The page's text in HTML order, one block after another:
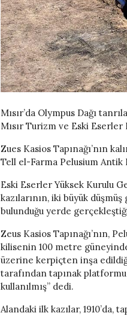
Mısır’da Olympus Dağı
Mısır Turizm ve Eski Eserler
Zues Kasios Tapınağı’nın
Tell el-Farma Pelusium Antik
Eski Eserler Yüksek Kurulu
kazılarının, iki büyük
bulunduğu yerde
Zeus Kasios Tapınağı’nın,
kilisenin 100 metre
üzerine kerpiçten inşa
tarafından tapınak
kullanılmış” dedi.
Alandaki ilk kazılar, 1910’da,